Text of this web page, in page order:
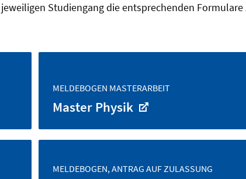
Studiengang die entsprechenden
MELDEBOGEN MASTERARBEIT
Master Physik
MELDEBOGEN, ANTRAG AUF ZULASSUNG